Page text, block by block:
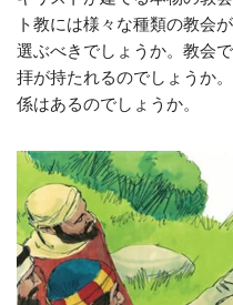
ト教には様々な種類の教会
選ぶべきでしょうか。教会
拝が持たれるのでしょうか
係はあるのでしょうか。